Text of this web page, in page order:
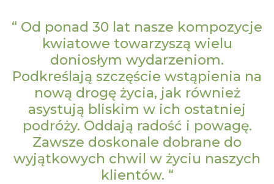
“ Od ponad 30 lat nasze kompozycje
kwiatowe towarzyszą wielu
doniosłym wydarzeniom.
Podkreślają szczęście wstąpienia na
nową drogę życia, jak również
asystują bliskim w ich ostatniej
podróży. Oddają radość i powagę.
Zawsze doskonale dobrane do
wyjątkowych chwil w życiu naszych
klientów. “